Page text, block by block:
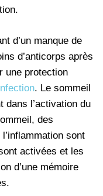
d’un manque de
d’anticorps après
une protection
. Le sommeil
dans l’activation du
des
sont
activées et les
d’une mémoire